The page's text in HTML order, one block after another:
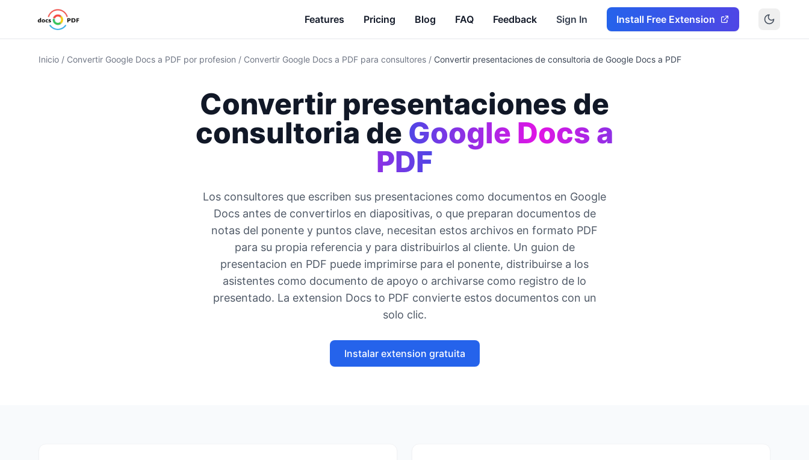
Features Pricing Blog FAQ Feedback Sign In Install Free Extension
Inicio / Convertir Google Docs a PDF por profesion / Convertir Google Docs a PDF para consultores / Convertir presentaciones de consultoria de Google Docs a PDF
Convertir presentaciones de
consultoria de Google Docs a
PDF
Los consultores que escriben sus presentaciones como documentos en Google
Docs antes de convertirlos en diapositivas, o que preparan documentos de
notas del ponente y puntos clave, necesitan estos archivos en formato PDF
para su propia referencia y para distribuirlos al cliente. Un guion de
presentacion en PDF puede imprimirse para el ponente, distribuirse a los
asistentes como documento de apoyo o archivarse como registro de lo
presentado. La extension Docs to PDF convierte estos documentos con un
solo clic.
Instalar extension gratuita